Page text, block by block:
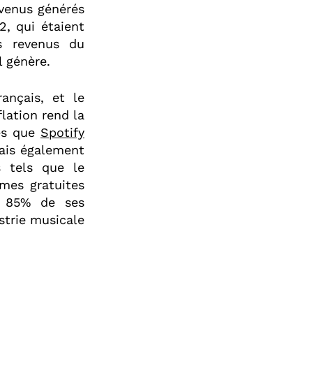
générés
qui étaient
revenus du
et le
rend la
que Spotify
également
tels que le
gratuites
de ses
musicale